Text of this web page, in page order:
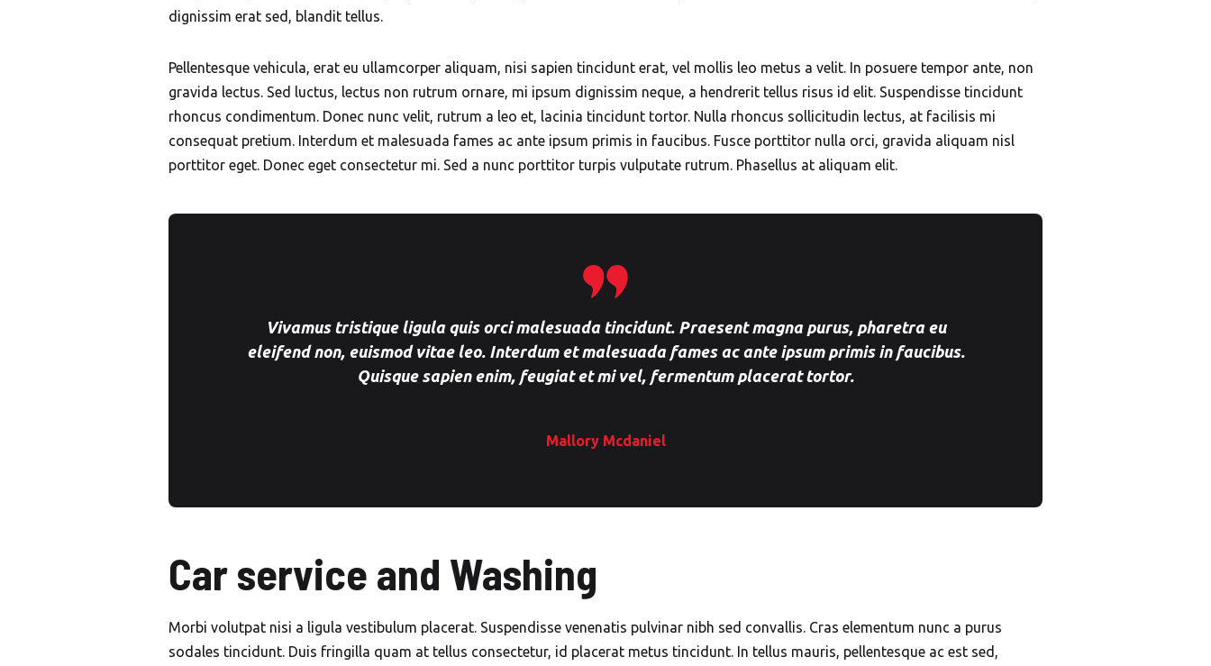
dignissim erat sed, blandit tellus.
Pellentesque vehicula, erat eu ullamcorper aliquam, nisi sapien tincidunt erat, vel mollis leo metus a velit. In posuere tempor ante, non
gravida lectus. Sed luctus, lectus non rutrum ornare, mi ipsum dignissim neque, a hendrerit tellus risus id elit. Suspendisse tincidunt
rhoncus condimentum. Donec nunc velit, rutrum a leo et, lacinia tincidunt tortor. Nulla rhoncus sollicitudin lectus, at facilisis mi
consequat pretium. Interdum et malesuada fames ac ante ipsum primis in faucibus. Fusce porttitor nulla orci, gravida aliquam nisl
porttitor eget. Donec eget consectetur mi. Sed a nunc porttitor turpis vulputate rutrum. Phasellus at aliquam elit.
Vivamus tristique ligula quis orci malesuada tincidunt. Praesent magna purus, pharetra eu
eleifend non, euismod vitae leo. Interdum et malesuada fames ac ante ipsum primis in faucibus.
Quisque sapien enim, feugiat et mi vel, fermentum placerat tortor.
Mallory Mcdaniel
Car service and Washing
Morbi volutpat nisi a ligula vestibulum placerat. Suspendisse venenatis pulvinar nibh sed convallis. Cras elementum nunc a purus
sodales tincidunt. Duis fringilla quam at tellus consectetur, id placerat metus tincidunt. In tellus mauris, pellentesque ac est sed,